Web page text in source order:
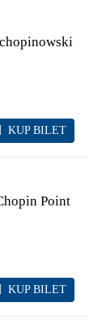
KUP BILET
Point
KUP BILET